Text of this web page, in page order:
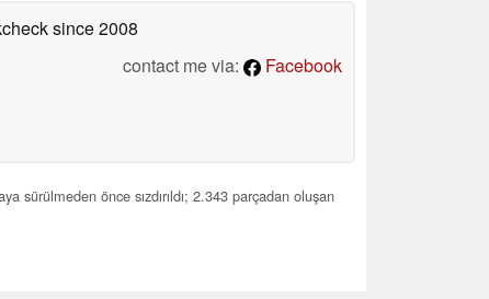
since 2008
contact me via:
Facebook
sürülmeden önce sızdırıldı; 2.343 parçadan oluşan